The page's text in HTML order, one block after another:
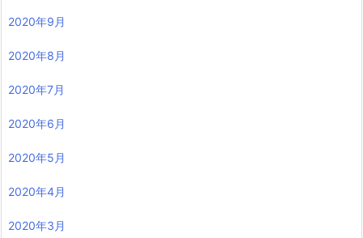
2020年9月
2020年8月
2020年7月
2020年6月
2020年5月
2020年4月
2020年3月